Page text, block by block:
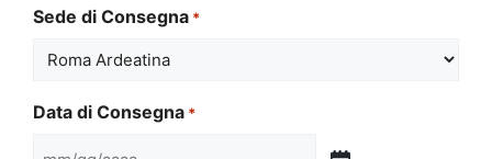
GG
slash
Sede di Consegna *
Data di Consegna *